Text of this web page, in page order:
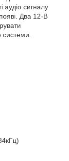
аудіо сигналу
Два 12-В